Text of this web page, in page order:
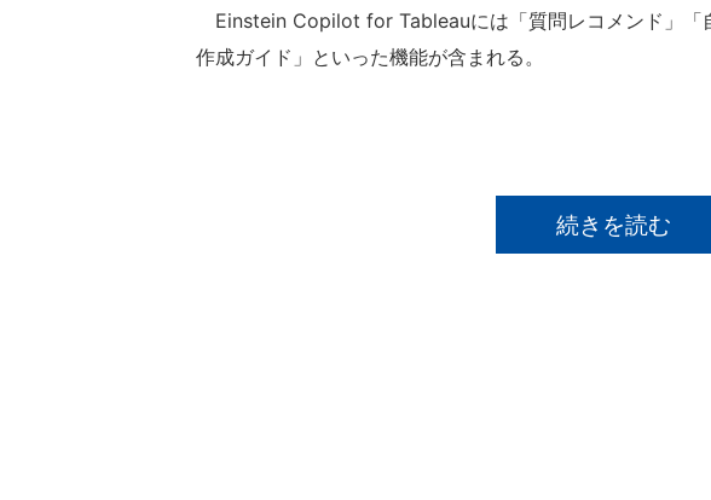
Einstein Copilot for Tableauには「質問レコメンド」「
作成ガイド」といった機能が含まれる。
続きを読む